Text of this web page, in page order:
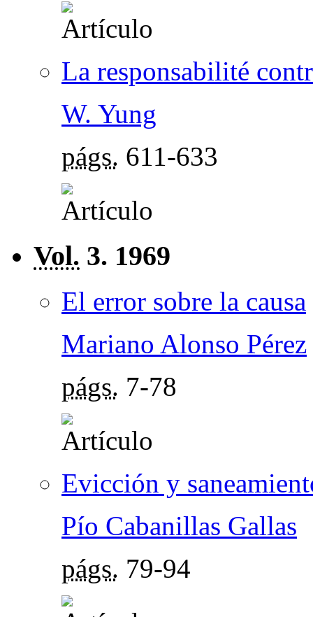
La responsabilité
W. Yung
págs. 611-633
Vol. 3. 1969
El error sobre la causa
Mariano Alonso Pérez
págs. 7-78
Evicción y
Pío Cabanillas Gallas
págs. 79-94